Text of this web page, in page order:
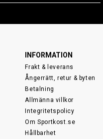
INFORMATION
Frakt & leverans
Ångerrätt, retur & byten
Betalning
Allmänna villkor
Integritetspolicy
Om Sportkost.se
Hållbarhet